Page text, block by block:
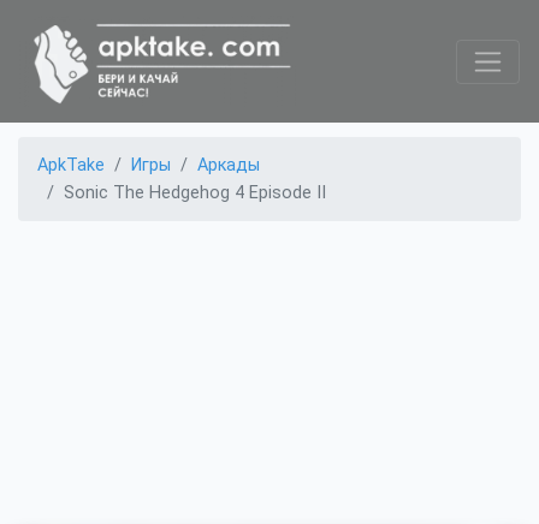
ApkTake Игры
Аркады
Sonic The Hedgehog 4 Episode II